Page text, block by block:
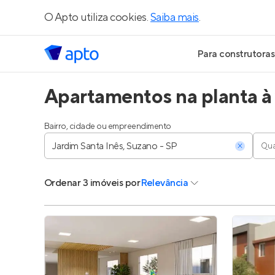
O Apto utiliza cookies.Saiba mais.
Para construtoras
Geração de
Geração de
Parcerias
Anunciar
Apartamentos na planta à
Bairro, cidade ou empreendimento
Ordenar3 imóveis porRelevância